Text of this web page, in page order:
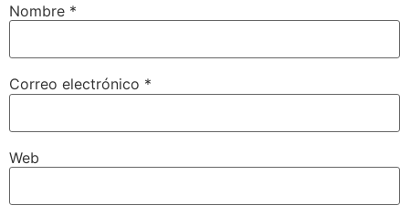
Nombre *
Correo electrónico *
Web